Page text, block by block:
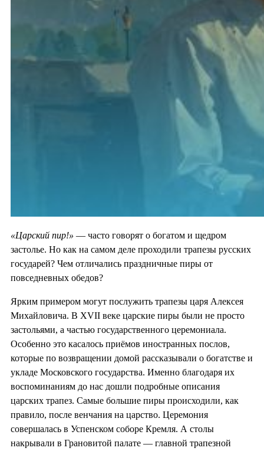
«Царский пир!» — часто говорят о богатом и щедром
застолье. Но как на самом деле проходили трапезы русских
государей? Чем отличались праздничные пиры от
повседневных обедов?
Ярким примером могут послужить трапезы царя Алексея
Михайловича. В XVII веке царские пиры были не просто
застольями, а частью государственного церемониала.
Особенно это касалось приёмов иностранных послов,
которые по возвращении домой рассказывали о богатстве и
укладе Московского государства. Именно благодаря их
воспоминаниям до нас дошли подробные описания
царских трапез. Самые большие пиры происходили, как
правило, после венчания на царство. Церемония
совершалась в Успенском соборе Кремля. А столы
накрывали в Грановитой палате — главной трапезной